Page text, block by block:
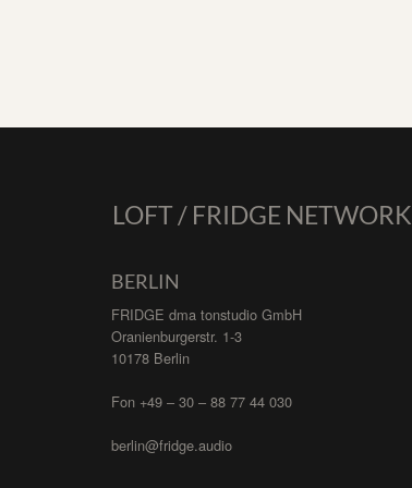
LOFT / FRIDGE NETWORK
BERLIN
FRIDGE dma tonstudio GmbH
Oranienburgerstr. 1-3
10178 Berlin
Fon +49 – 30 – 88 77 44 030
berlin@fridge.audio